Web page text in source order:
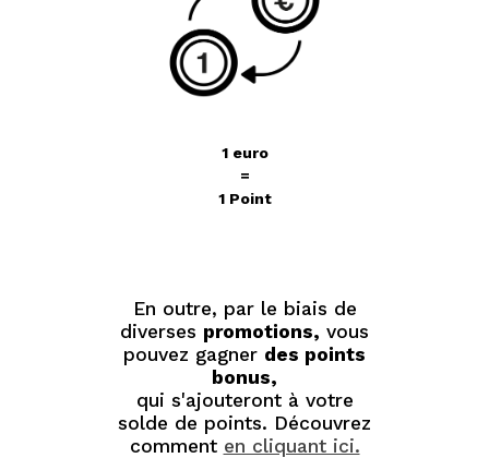
1 euro
=
1 Point
En outre, par le biais de
diverses promotions, vous
pouvez gagner des points
bonus,
qui s'ajouteront à votre
solde de points. Découvrez
comment en cliquant ici.